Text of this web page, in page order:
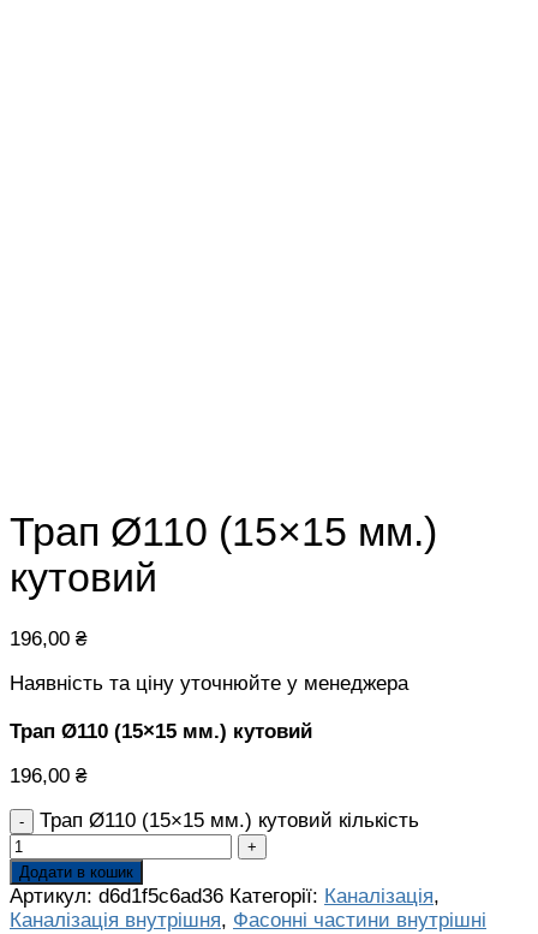
Трап Ø110 (15×15 мм.)
кутовий
196,00 ₴
Наявність та ціну уточнюйте у менеджера
Трап Ø110 (15×15 мм.) кутовий
196,00 ₴
Трап Ø110 (15×15 мм.) кутовий кількість
Додати в кошик
Артикул: d6d1f5c6ad36 Категорії: Каналізація,
Каналізація внутрішня, Фасонні частини внутрішні